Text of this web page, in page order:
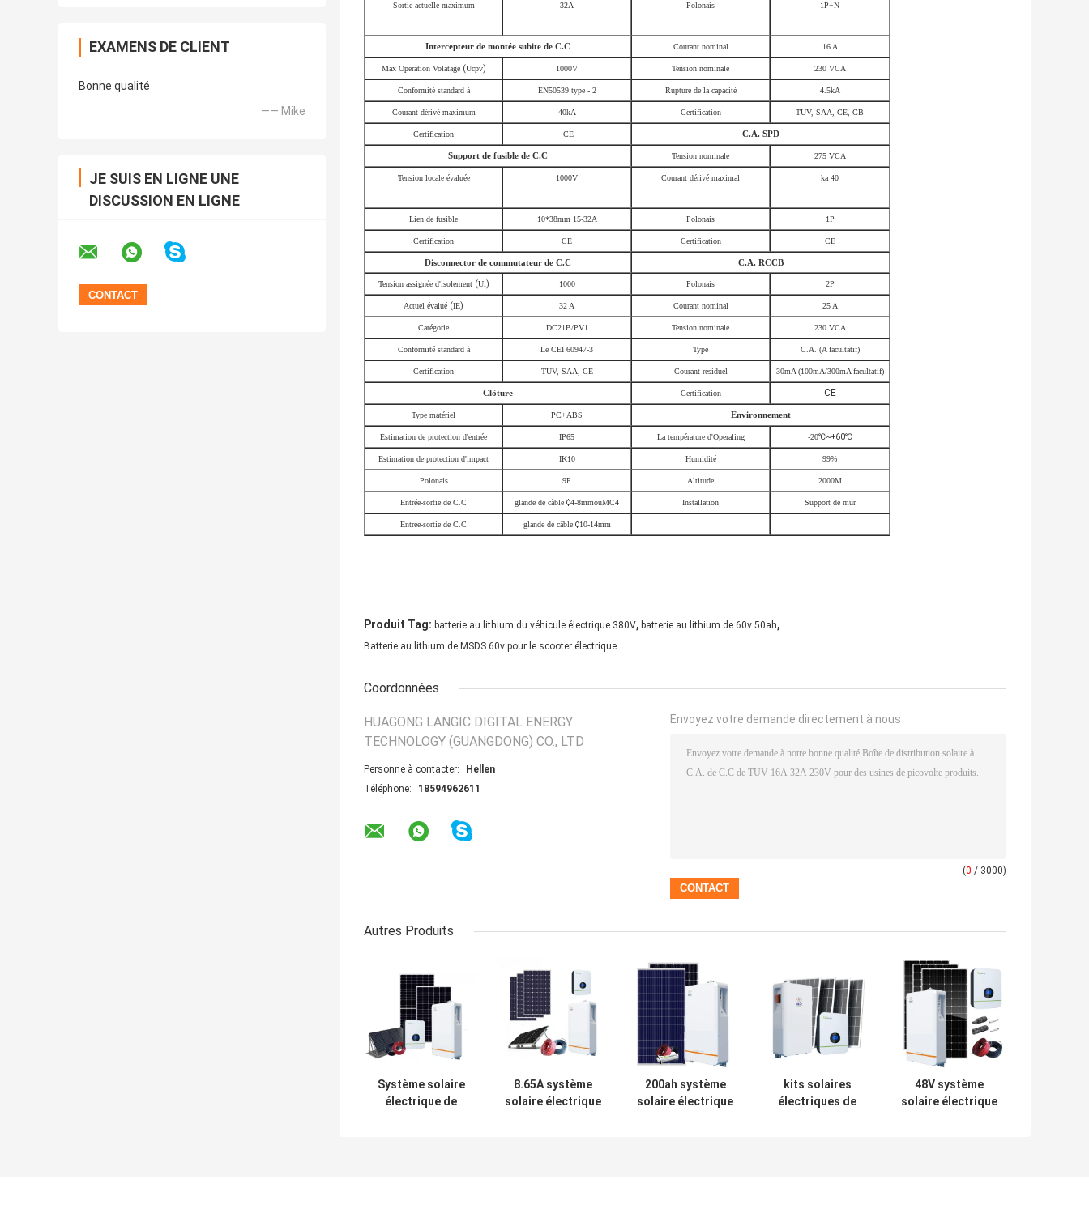
EXAMENS DE CLIENT
Bonne qualité
—— Mike
JE SUIS EN LIGNE UNE
DISCUSSION EN LIGNE
Sortie actuelle maximum 32A Polonais 1P+N
Intercepteur de montée subite de C.C Courant nominal 16 A
Max Operation Volatage (Ucpv) 1000V Tension nominale 230 VCA
Conformité standard à EN50539 type - 2 Rupture de la capacité 4.5kA
Courant dérivé maximum 40kA Certification TUV, SAA, CE, CB
Certification CE C.A. SPD
Support de fusible de C.C Tension nominale 275 VCA
Tension locale évaluée 1000V Courant dérivé maximal ka 40
Lien de fusible 10*38mm 15-32A Polonais 1P
Certification CE Certification CE
Disconnector de commutateur de C.C C.A. RCCB
Tension assignée d'isolement (Ui) 1000 Polonais 2P
Actuel évalué (IE) 32 A Courant nominal 25 A
Catégorie DC21B/PV1 Tension nominale 230 VCA
Conformité standard à Le CEI 60947-3 Type C.A. (A facultatif)
Certification TUV, SAA, CE Courant résiduel 30mA (100mA/300mA facultatif)
Clôture Certification CE
Type matériel PC+ABS Environnement
Estimation de protection d'entrée IP65 La température d'Operaling -20℃~+60℃
Estimation de protection d'impact IK10 Humidité 99%
Polonais 9P Altitude 2000M
Entrée-sortie de C.C glande de câble ¢4-8mmouMC4 Installation Support de mur
Entrée-sortie de C.C glande de câble ¢10-14mm
Produit Tag: batterie au lithium du véhicule électrique 380V, batterie au lithium de 60v 50ah,
Batterie au lithium de MSDS 60v pour le scooter électrique
Coordonnées
HUAGONG LANGIC DIGITAL ENERGY
TECHNOLOGY (GUANGDONG) CO., LTD
Personne à contacter:
Hellen
Téléphone:
18594962611
Envoyez votre demande directement à nous
(0 / 3000)
Autres Produits
Système solaire
électrique de
8.65A système
solaire électrique
200ah système
solaire électrique
kits solaires
électriques de
48V système
solaire électrique